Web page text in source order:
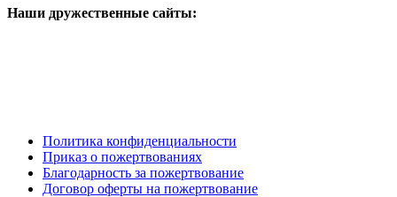
Наши дружественные сайты:
Политика конфиденциальности
Приказ о пожертвованиях
Благодарность за пожертвование
Договор оферты на пожертвование